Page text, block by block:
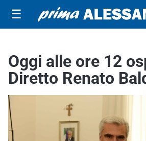
☰
Oggi alle ore 12
Diretto Renato